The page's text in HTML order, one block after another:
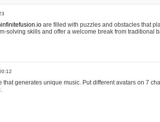
are filled with puzzles and obstacles that
solving skills and offer a welcome break from traditional
that generates unique music. Put different avatars on 7